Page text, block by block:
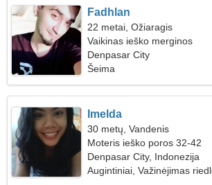
Fadhlan
22 metai, Ožiaragis
Vaikinas ieško merginos
Denpasar City
Šeima
Imelda
30 metų, Vandenis
Moteris ieško poros 32-42
Denpasar City, Indonezija
Augintiniai, Važinėjimas